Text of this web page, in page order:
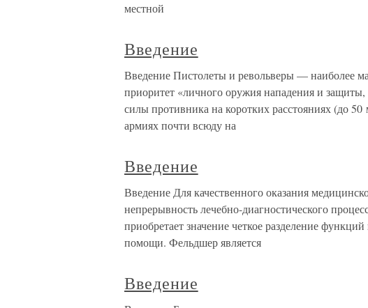
местной
Введение
Введение Пистолеты и револьверы — наиболее
приоритет «личного оружия нападения и
силы противника на коротких расстояниях (до
армиях почти всюду на
Введение
Введение Для качественного оказания
непрерывность лечебно-диагностического
приобретает значение четкое разделение
помощи. Фельдшер является
Введение